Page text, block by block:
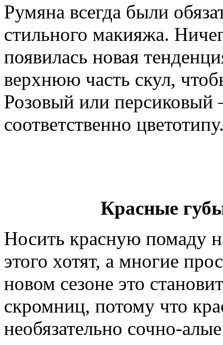
Румяна всегда были
стильного макияжа.
появилась новая
верхнюю часть скул,
Розовый или персиковый
соответственно
Красные
Носить красную помаду
этого хотят, а многие
новом сезоне это
скромниц, потому что
необязательно сочно-